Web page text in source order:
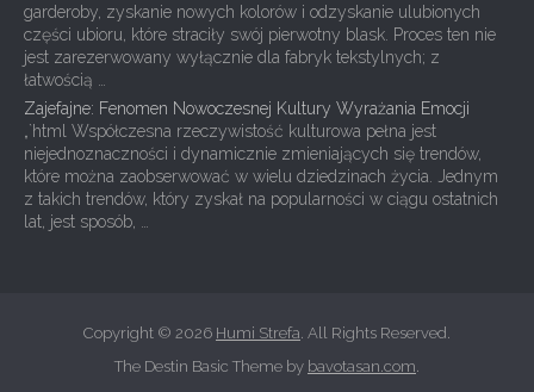
garderoby, zyskanie nowych kolorów i odzyskanie ulubionych
części ubioru, które straciły swój pierwotny blask. Proces ten nie
jest zarezerwowany wyłącznie dla fabryk tekstylnych; z
łatwością …
Zajefajne: Fenomen Nowoczesnej Kultury Wyrażania Emocji
„`html Współczesna rzeczywistość kulturowa pełna jest
niejednoznaczności i dynamicznie zmieniających się trendów,
które można zaobserwować w wielu dziedzinach życia. Jednym
z takich trendów, który zyskał na popularności w ciągu ostatnich
lat, jest sposób, …
Copyright © 2026 Humi Strefa. All Rights Reserved.
The Destin Basic Theme by bavotasan.com.